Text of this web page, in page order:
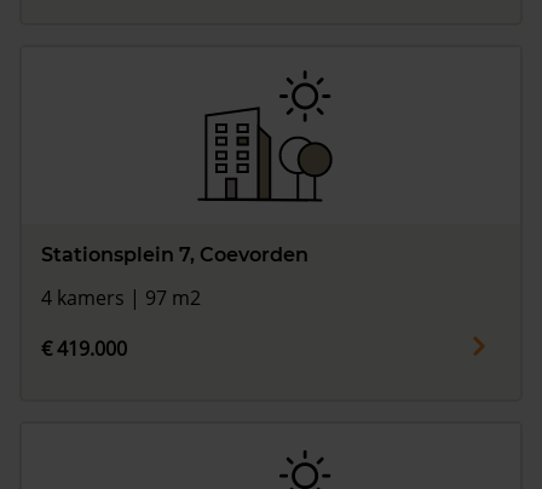
Stationsplein 7, Coevorden
4 kamers | 97 m2
€ 419.000